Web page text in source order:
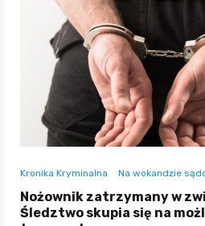
Kronika Kryminalna Na wokandzie
Nożownik zatrzymany w
Śledztwo skupia się na